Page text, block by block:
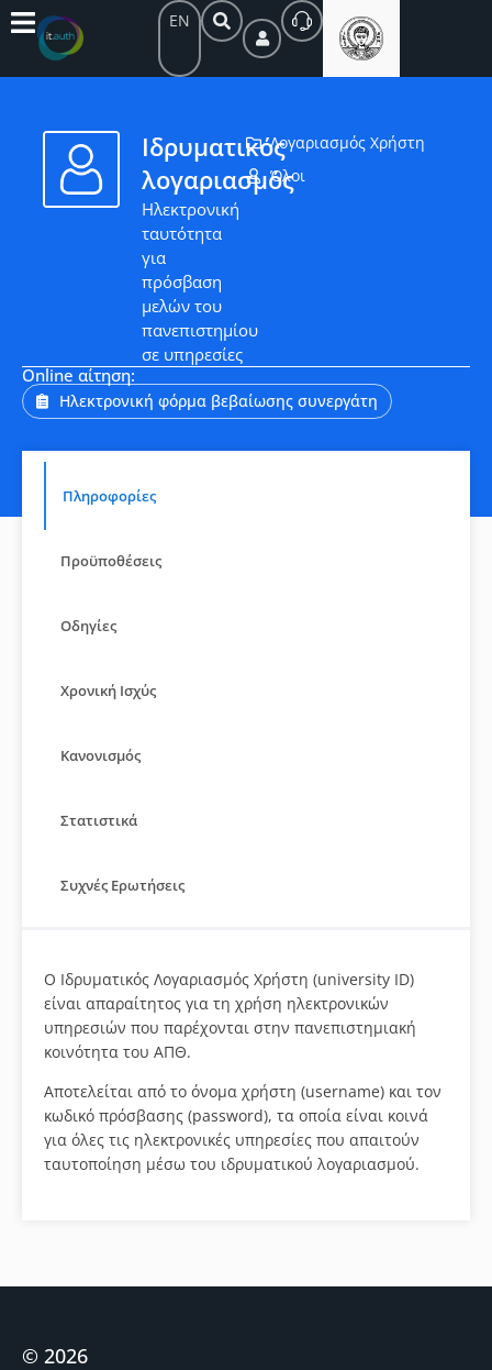
EN
Ιδρυματικός
λογαριασμός
Ηλεκτρονική
ταυτότητα
για
πρόσβαση
μελών του
πανεπιστημίου
σε υπηρεσίες
Λογαριασμός Χρήστη
Όλοι
Online αίτηση:
Ηλεκτρονική φόρμα βεβαίωσης συνεργάτη
Πληροφορίες
Προϋποθέσεις
Οδηγίες
Χρονική Ισχύς
Κανονισμός
Στατιστικά
Συχνές Ερωτήσεις
Ο Ιδρυματικός Λογαριασμός Χρήστη (university ID)
είναι απαραίτητος για τη χρήση ηλεκτρονικών
υπηρεσιών που παρέχονται στην πανεπιστημιακή
κοινότητα του ΑΠΘ.
Αποτελείται από το όνομα χρήστη (username) και τον
κωδικό πρόσβασης (password), τα οποία είναι κοινά
για όλες τις ηλεκτρονικές υπηρεσίες που απαιτούν
ταυτοποίηση μέσω του ιδρυματικού λογαριασμού.
© 2026